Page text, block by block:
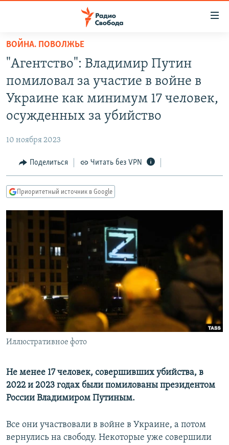
упрощенного
доступа
основному
содержанию
Вернутся
навигации
Вернутся
ПРОГРАММЫ
АВТОРСКИЕ ПРОЕКТЫ
КУЛЬТУРА
IDEL.РЕАЛИИ
КАВКАЗ.РЕАЛИИ
СИБИРЬ.РЕАЛИИ
РАСПИСАНИЕ ВЕЩАНИЯ
ПОДПИШИТЕСЬ НА РАССЫЛКУ
СОЦИАЛЬНЫЕ СЕТИ
ВОЙНА. ПОВОЛЖЬЕ
"Агентство": Владимир Путин
помиловал за участие в войне в
Украине как минимум 17 человек,
осужденных за убийство
10 ноября 2023
Поделиться Читать без VPN
Приоритетный источник в Google
Иллюстративное фото
Не менее 17 человек, совершивших убийства, в
2022 и 2023 годах были помилованы президентом
России Владимиром Путиным.
Все они участвовали в войне в Украине, а потом
вернулись на свободу. Некоторые уже совершили